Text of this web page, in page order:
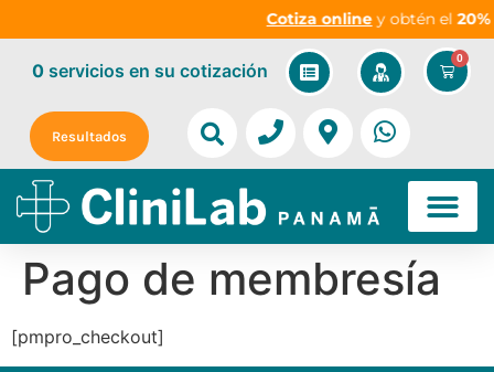
Cotiza onliney obtén el20%
0
0servicios en su cotización
Resultados
Pago de membresía
[pmpro_checkout]